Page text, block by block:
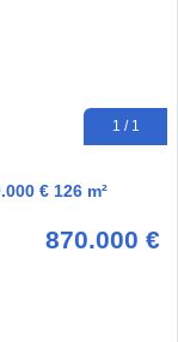
1 / 1
€ 126 m²
870.000 €